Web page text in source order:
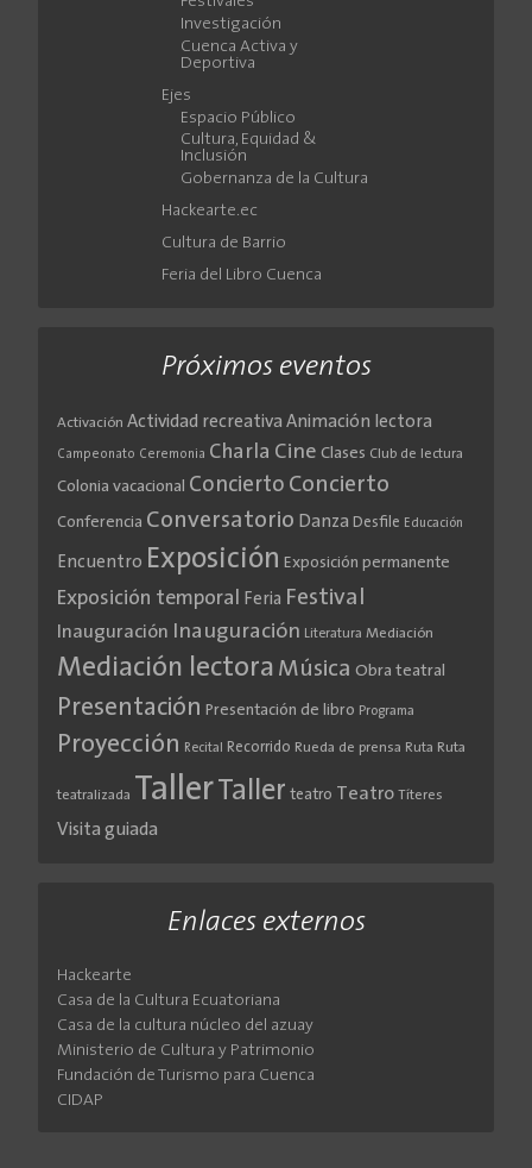
Investigación
Cuenca Activa y
Deportiva
Ejes
Espacio Público
Cultura, Equidad &
Inclusión
Gobernanza de la Cultura
Hackearte.ec
Cultura de Barrio
Feria del Libro Cuenca
Próximos eventos
Activación Actividad recreativa Animación lectora
Campeonato Ceremonia Charla Cine Clases Club de lectura
Colonia vacacional Concierto Concierto
Conferencia Conversatorio Danza Desfile Educación
Encuentro Exposición Exposición permanente
Exposición temporal Feria Festival
Inauguración Inauguración Literatura Mediación
Mediación lectora Música Obra teatral
Presentación Presentación de libro Programa
Proyección Recital Recorrido Rueda de prensa Ruta Ruta
teatralizada Taller Taller teatro Teatro Títeres
Visita guiada
Enlaces externos
Hackearte
Casa de la Cultura Ecuatoriana
Casa de la cultura núcleo del azuay
Ministerio de Cultura y Patrimonio
Fundación de Turismo para Cuenca
CIDAP